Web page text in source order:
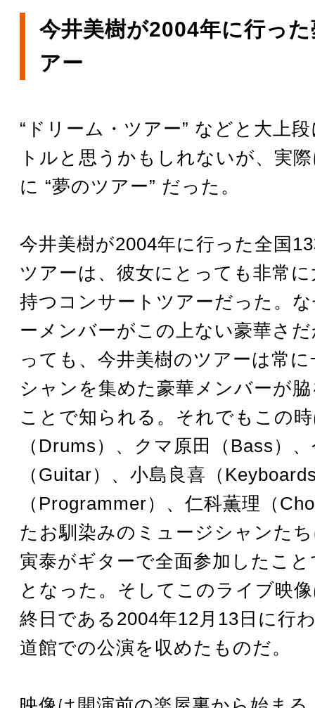
今井美樹が2004年に行っ
アー
“ドリーム・ツアー” などと大上
トルと思うかもしれないが、実
に “夢のツアー” だった。
今井美樹が2004年に行った全国
ツアーは、彼女にとっても非常
持つコンサートツアーだった。
ーメンバーがこの上ない豪華さ
っても、今井美樹のツアーは常
シャンを集めた豪華メンバーが
ことで知られる。それでもこの
（Drums）、クマ原田（Bass）
（Guitar）、小島良喜（
（Programmer）、仁科薫理（
たお馴染みのミュージシャンた
寅泰がギターで全面参加したこ
となった。そしてこのライブ映
終日である2004年12月13日に行
道館での公演を収めたものだ。